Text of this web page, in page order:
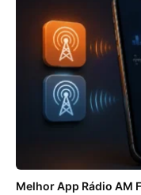
Melhor App Rádio AM